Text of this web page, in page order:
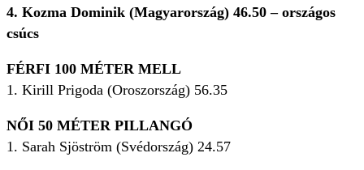
4. Kozma Dominik (Magyarország) 46.50 – országos
csúcs
FÉRFI 100 MÉTER MELL
1. Kirill Prigoda (Oroszország) 56.35
NŐI 50 MÉTER PILLANGÓ
1. Sarah Sjöström (Svédország) 24.57